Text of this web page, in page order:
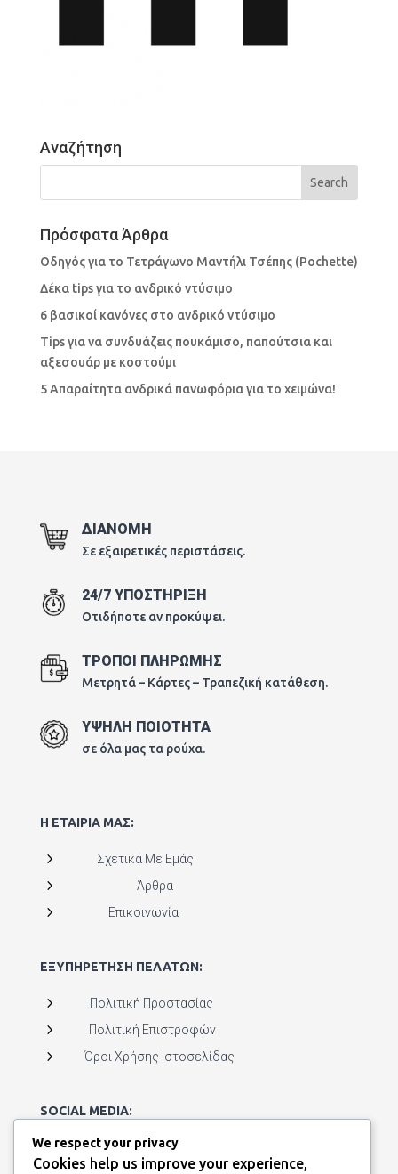
Αναζήτηση
Πρόσφατα Άρθρα
Οδηγός για το Τετράγωνο Μαντήλι Τσέπης (Pochette)
Δέκα tips για το ανδρικό ντύσιμο
6 βασικοί κανόνες στο ανδρικό ντύσιμο
Tips για να συνδυάζεις πουκάμισο, παπούτσια και
αξεσουάρ με κοστούμι
5 Απαραίτητα ανδρικά πανωφόρια για το χειμώνα!
ΔΙΑΝΟΜΗ
Σε εξαιρετικές περιστάσεις.
24/7 ΥΠΟΣΤΗΡΙΞΗ
Οτιδήποτε αν προκύψει.
ΤΡΟΠΟΙ ΠΛΗΡΩΜΗΣ
Μετρητά – Κάρτες – Τραπεζική κατάθεση.
ΥΨΗΛΗ ΠΟΙΟΤΗΤΑ
σε όλα μας τα ρούχα.
Η ΕΤΑΙΡΙΑ ΜΑΣ:
5 Σχετικά Με Εμάς
5 Άρθρα
5 Επικοινωνία
ΕΞΥΠΗΡΕΤΗΣΗ ΠΕΛΑΤΩΝ:
5 Πολιτική Προστασίας
5 Πολιτική Επιστροφών
5 Όροι Χρήσης Ιστοσελίδας
SOCIAL MEDIA:
We respect your privacy
Cookies help us improve your experience,